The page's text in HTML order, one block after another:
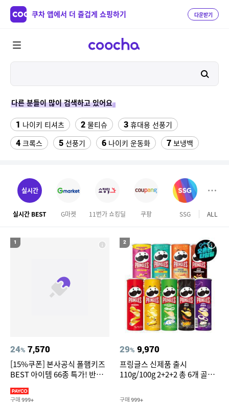
쿠차 앱에서 더 즐겁게 쇼핑하기 다운받기
다른 분들이 많이 검색하고 있어요
1 나이키 티셔츠 2 물티슈 3 휴대용 선풍기
4 크록스 5 선풍기 6 나이키 운동화 7 보냉백
11 삼성갤럭시북프로, 32gb, win11포함
12 성인용세발자전거중고
13 고려은단 비타민C 1000 600정
위닉스 공기청정기 타워 XQ600 필터
침대 매트리스 퀸
팔찌부자재
차량용스프레이페인트 얇은여자니트
ALL
실시간
실시간 BEST G마켓 11번가 쇼킹딜 쿠팡 SSG 마이리
1
24% 7,570
[15%쿠폰] 본사공식 폴햄키즈
BEST 아이템 66종 특가! 반팔
구매 999+
2
29% 9,970
프링글스 신제품 출시
110g/100g 2+2+2 총 6개 골라
구매 999+